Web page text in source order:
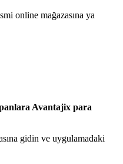
online mağazasına ya
Avantajix para
gidin ve uygulamadaki